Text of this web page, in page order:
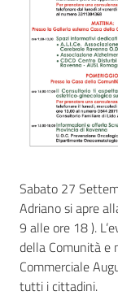
Sabato 27
Adriano si apre
9 alle ore 18 ).
della Comunità e
Commerciale
tutti i cittadini.